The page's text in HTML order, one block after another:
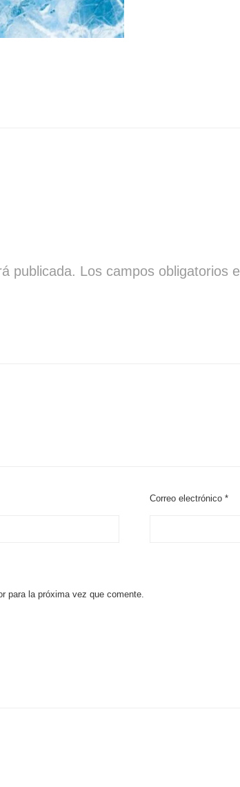
publicada. Los campos obligatorios
Correo electrónico*
para la próxima vez que comente.